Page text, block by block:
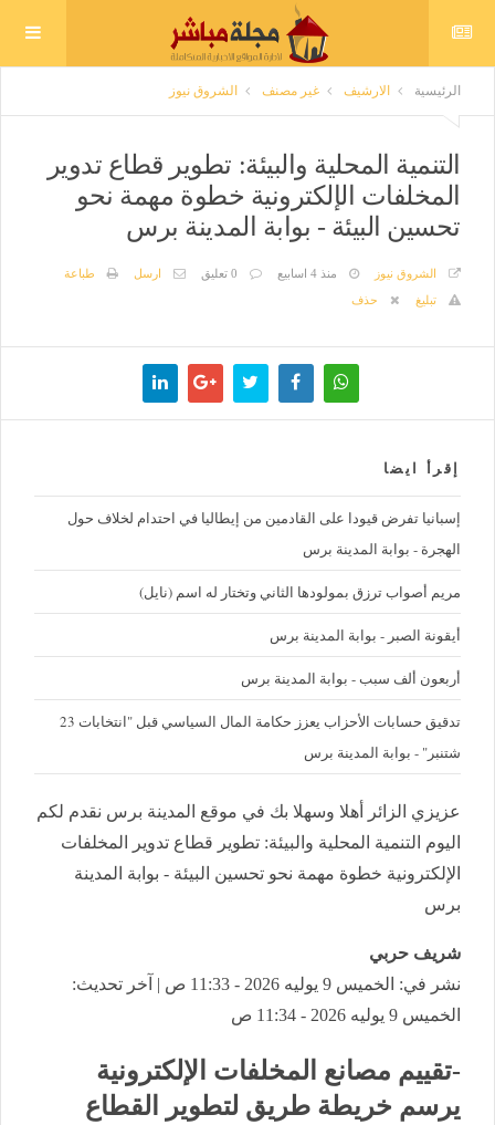
الرئيسية الارشيف غير مصنف الشروق نيوز
التنمية المحلية والبيئة: تطوير قطاع تدوير
المخلفات الإلكترونية خطوة مهمة نحو
تحسين البيئة - بوابة المدينة برس
الشروق نيوز منذ 4 اسابيع 0 تعليق ارسل
طباعة
تبليغ
حذف
إقرأ ايضا
إسبانيا تفرض قيودا على القادمين من إيطاليا في احتدام لخلاف حول
الهجرة - بوابة المدينة برس
مريم أصواب ترزق بمولودها الثاني وتختار له اسم (نايل)
أيقونة الصبر - بوابة المدينة برس
أربعون ألف سبب - بوابة المدينة برس
تدقيق حسابات الأحزاب يعزز حكامة المال السياسي قبل "انتخابات 23
شتنبر" - بوابة المدينة برس
عزيزي الزائر أهلا وسهلا بك في موقع المدينة برس نقدم لكم
اليوم التنمية المحلية والبيئة: تطوير قطاع تدوير المخلفات
الإلكترونية خطوة مهمة نحو تحسين البيئة - بوابة المدينة
برس
شريف حربي
نشر في: الخميس 9 يوليه 2026 - 11:33 ص | آخر تحديث:
الخميس 9 يوليه 2026 - 11:34 ص
-تقييم مصانع المخلفات الإلكترونية
يرسم خريطة طريق لتطوير القطاع